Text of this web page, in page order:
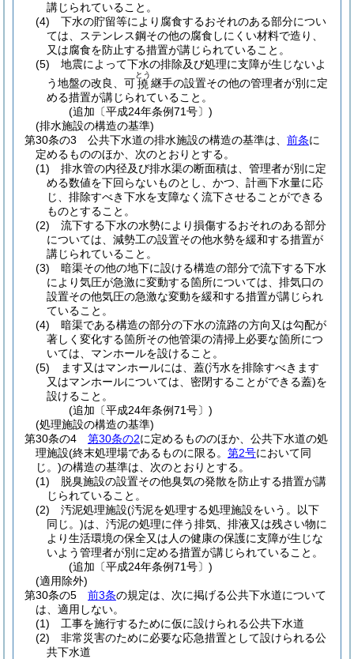
講じられていること。
(4)
下水の貯留等により腐食するおそれのある部分につい
ては、ステンレス鋼その他の腐食しにくい材料で造り、
又は腐食を防止する措置が講じられていること。
(5)
地震によって下水の排除及び処理に支障が生じないよ
う地盤の改良、可撓
とう
継手の設置その他の管理者が別に定
める措置が講じられていること。
(追加〔平成24年条例71号〕)
(排水施設の構造の基準)
第30条の3
公共下水道の排水施設の構造の基準は、 前条に
定めるもののほか、次のとおりとする。
(1)
排水管の内径及び排水渠の断面積は、管理者が別に定
める数値を下回らないものとし、かつ、計画下水量に応
じ、排除すべき下水を支障なく流下させることができる
ものとすること。
(2)
流下する下水の水勢により損傷するおそれのある部分
については、減勢工の設置その他水勢を緩和する措置が
講じられていること。
(3)
暗渠その他の地下に設ける構造の部分で流下する下水
により気圧が急激に変動する箇所については、排気口の
設置その他気圧の急激な変動を緩和する措置が講じられ
ていること。
(4)
暗渠である構造の部分の下水の流路の方向又は勾配が
著しく変化する箇所その他管渠の清掃上必要な箇所につ
いては、マンホールを設けること。
(5)
ます又はマンホールには、蓋(汚水を排除すべきます
又はマンホールについては、密閉することができる蓋)を
設けること。
(追加〔平成24年条例71号〕)
(処理施設の構造の基準)
第30条の4
第30条の2に定めるもののほか、公共下水道の処
理施設(終末処理場であるものに限る。 第2号において同
じ。)の構造の基準は、次のとおりとする。
(1)
脱臭施設の設置その他臭気の発散を防止する措置が講
じられていること。
(2)
汚泥処理施設(汚泥を処理する処理施設をいう。以下
同じ。)は、汚泥の処理に伴う排気、排液又は残さい物に
より生活環境の保全又は人の健康の保護に支障が生じな
いよう管理者が別に定める措置が講じられていること。
(追加〔平成24年条例71号〕)
(適用除外)
第30条の5
前3条の規定は、次に掲げる公共下水道について
は、適用しない。
(1)
工事を施行するために仮に設けられる公共下水道
(2)
非常災害のために必要な応急措置として設けられる公
共下水道